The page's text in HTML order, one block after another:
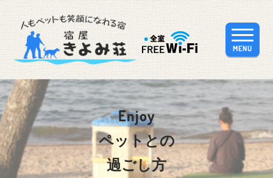
MENU
Enjoy
ペットとの
過ごし方